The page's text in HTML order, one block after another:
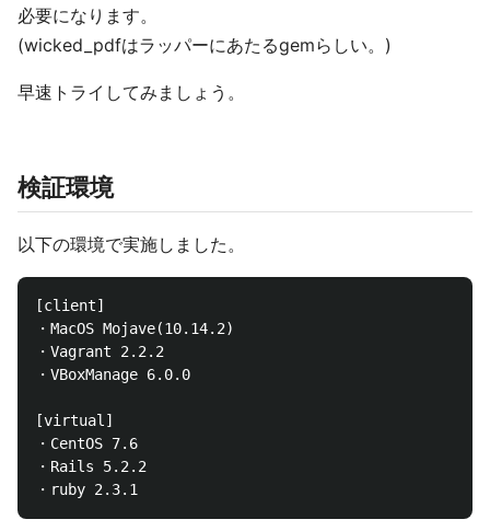
必要になります。
(wicked_pdfはラッパーにあたるgemらしい。)
早速トライしてみましょう。
検証環境
以下の環境で実施しました。
[client]
・MacOS Mojave(10.14.2)
・Vagrant 2.2.2
・VBoxManage 6.0.0
[virtual]
・CentOS 7.6
・Rails 5.2.2